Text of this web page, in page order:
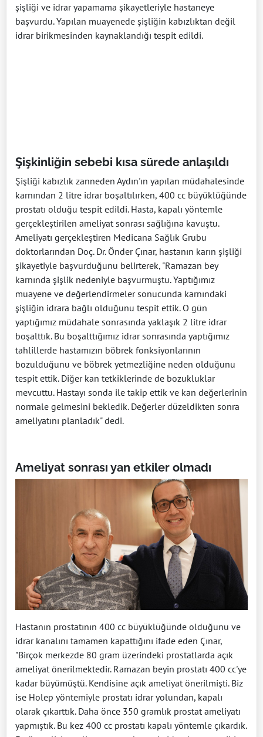
şişliği ve idrar yapamama şikayetleriyle hastaneye
başvurdu. Yapılan muayenede şişliğin kabızlıktan değil
idrar birikmesinden kaynaklandığı tespit edildi.
Şişkinliğin sebebi kısa sürede anlaşıldı
Şişliği kabızlık zanneden Aydın'ın yapılan müdahalesinde
karnından 2 litre idrar boşaltılırken, 400 cc büyüklüğünde
prostatı olduğu tespit edildi. Hasta, kapalı yöntemle
gerçekleştirilen ameliyat sonrası sağlığına kavuştu.
Ameliyatı gerçekleştiren Medicana Sağlık Grubu
doktorlarından Doç. Dr. Önder Çınar, hastanın karın şişliği
şikayetiyle başvurduğunu belirterek, "Ramazan bey
karnında şişlik nedeniyle başvurmuştu. Yaptığımız
muayene ve değerlendirmeler sonucunda karnındaki
şişliğin idrara bağlı olduğunu tespit ettik. O gün
yaptığımız müdahale sonrasında yaklaşık 2 litre idrar
boşalttık. Bu boşalttığımız idrar sonrasında yaptığımız
tahlillerde hastamızın böbrek fonksiyonlarının
bozulduğunu ve böbrek yetmezliğine neden olduğunu
tespit ettik. Diğer kan tetkiklerinde de bozukluklar
mevcuttu. Hastayı sonda ile takip ettik ve kan değerlerinin
normale gelmesini bekledik. Değerler düzeldikten sonra
ameliyatını planladık" dedi.
Ameliyat sonrası yan etkiler olmadı
Hastanın prostatının 400 cc büyüklüğünde olduğunu ve
idrar kanalını tamamen kapattığını ifade eden Çınar,
"Birçok merkezde 80 gram üzerindeki prostatlarda açık
ameliyat önerilmektedir. Ramazan beyin prostatı 400 cc'ye
kadar büyümüştü. Kendisine açık ameliyat önerilmişti. Biz
ise Holep yöntemiyle prostatı idrar yolundan, kapalı
olarak çıkarttık. Daha önce 350 gramlık prostat ameliyatı
yapmıştık. Bu kez 400 cc prostatı kapalı yöntemle çıkardık.